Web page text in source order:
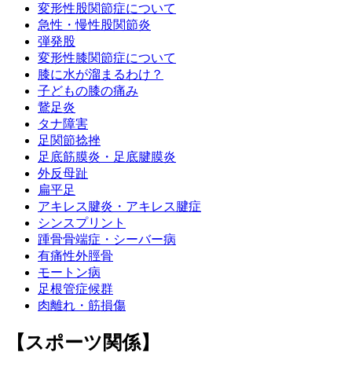
変形性股関節症について
急性・慢性股関節炎
弾発股
変形性膝関節症について
膝に水が溜まるわけ？
子どもの膝の痛み
鵞足炎
タナ障害
足関節捻挫
足底筋膜炎・足底腱膜炎
外反母趾
扁平足
アキレス腱炎・アキレス腱症
シンスプリント
踵骨骨端症・シーバー病
有痛性外脛骨
モートン病
足根管症候群
肉離れ・筋損傷
【スポーツ関係】